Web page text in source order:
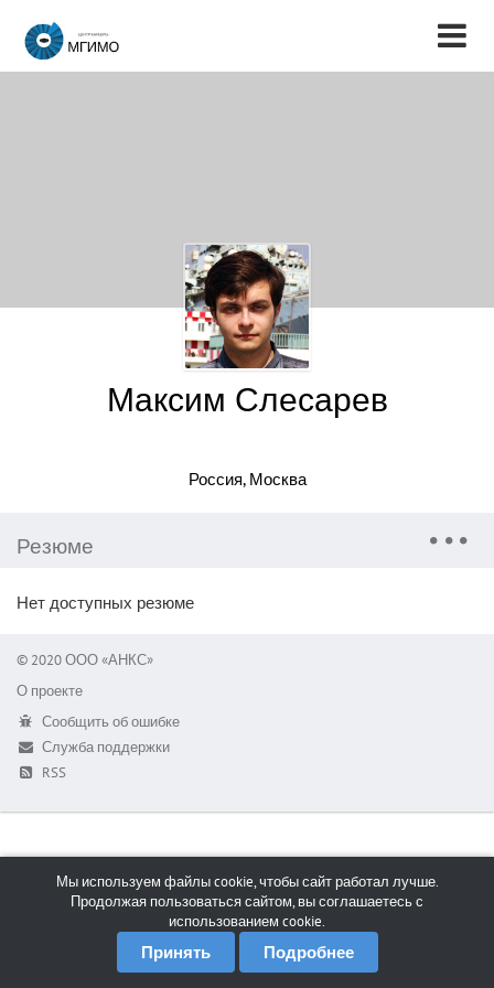
Максим Слесарев
Россия, Москва
Резюме
Нет доступных резюме
© 2020 ООО «АНКС»
О проекте
Сообщить об ошибке
Служба поддержки
RSS
Мы используем файлы cookie, чтобы сайт работал лучше.
Продолжая пользоваться сайтом, вы соглашаетесь с
использованием cookie.
Принять Подробнее